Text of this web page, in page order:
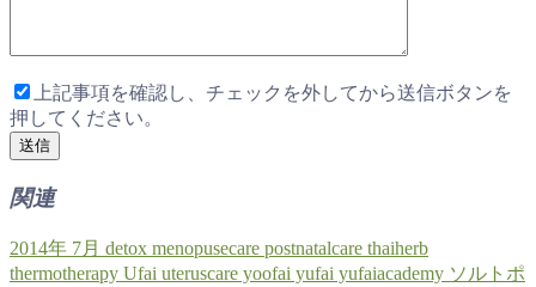
上記事項を確認し、チェックを外してから送信ボタンを
押してください。
関連
2014年 7月 detox menopusecare postnatalcare thaiherb
thermotherapy Ufai uteruscare yoofai yufai yufaiacademy ソルトポ